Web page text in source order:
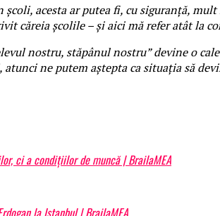
acesta ar putea fi, cu siguranţă,
căreia şcolile – şi aici mă refer atât la
nostru, stăpânul nostru” devine o
atunci ne putem aştepta ca situaţia să
ci a condiţiilor de muncă | BrailaMEA
la Istanbul | BrailaMEA